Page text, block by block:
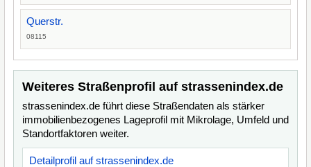
Querstr.
08115
Weiteres Straßenprofil auf strassenindex.de
strassenindex.de führt diese Straßendaten als stärker
immobilienbezogenes Lageprofil mit Mikrolage, Umfeld und
Standortfaktoren weiter.
Detailprofil auf strassenindex.de